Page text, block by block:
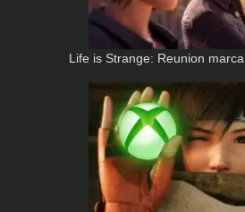
Life is Strange: Reunion